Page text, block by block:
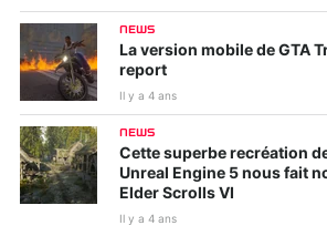
NEWS
La version mobile de GTA
report
Il y a 4 ans
NEWS
Cette superbe recréation
Unreal Engine 5 nous fait
Elder Scrolls VI
Il y a 4 ans